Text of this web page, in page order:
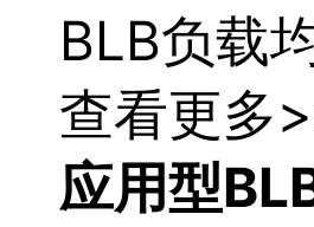
BLB负载
查看更多
应用型